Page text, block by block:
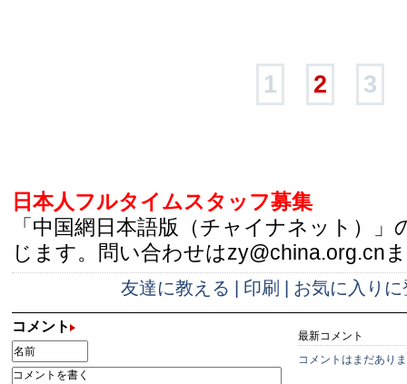
1 2 3
日本人フルタイムスタッフ募集
「中国網日本語版（チャイナネット）」
じます。問い合わせはzy@china.org.cn
友達に教える 印刷 お気に入りに
コメント
最新コメント
コメントはまだあり